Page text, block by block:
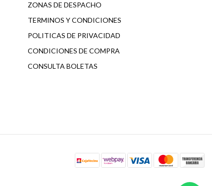
ZONAS DE DESPACHO
TERMINOS Y CONDICIONES
POLITICAS DE PRIVACIDAD
CONDICIONES DE COMPRA
CONSULTA BOLETAS